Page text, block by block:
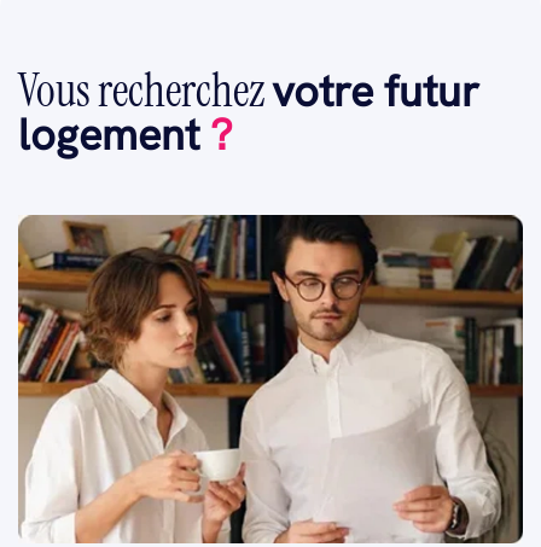
Vous recherchezvotre futur
logement?